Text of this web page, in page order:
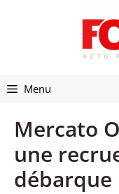
Menu
Mercato
une
débarque